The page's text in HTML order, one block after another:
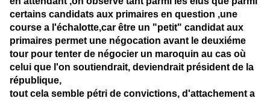
certains candidats aux primaires en question ,une
course a l'échalotte,car être un "petit" candidat aux
primaires permet une négocation avant le deuxiéme
tour pour tenter de négocier un maroquin au cas où
celui que l'on soutiendrait, deviendrait président de la
république,
tout cela semble pétri de convictions, d'attachement a